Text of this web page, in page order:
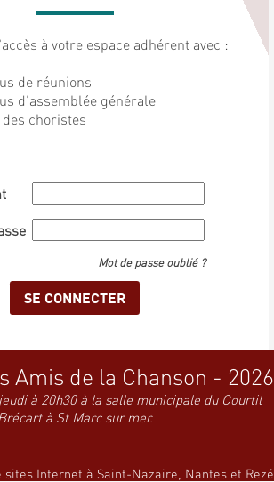
à votre espace adhérent avec :
de réunions
d'assemblée générale
choristes
Mot de passe oublié ?
Amis de la Chanson - 2026
à 20h30 à la salle municipale du Courtil
Brécart à St Marc sur mer.
sites Internet à Saint-Nazaire, Nantes et Rezé